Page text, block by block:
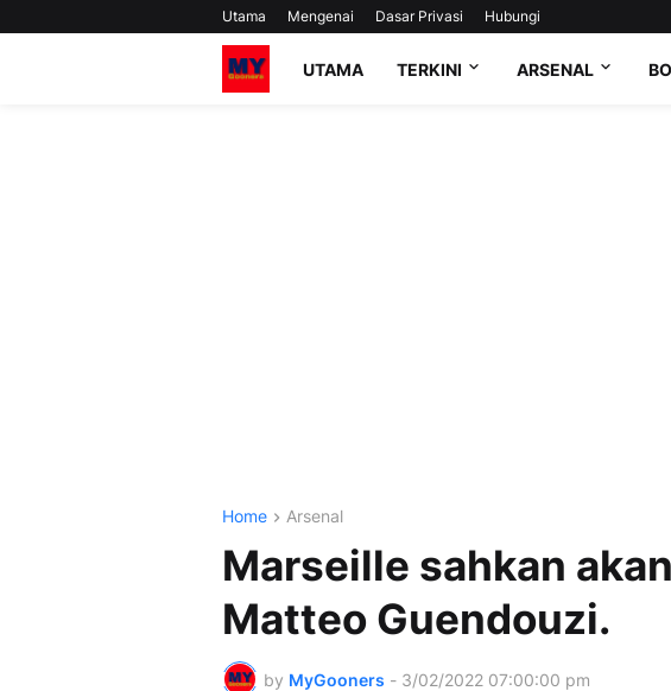
Utama Mengenai Dasar Privasi Hubungi
UTAMA TERKINI ARSENAL
Home Arsenal
Marseille sahkan
Matteo Guendouzi.
by MyGooners - 3/02/2022 07:00:00 pm